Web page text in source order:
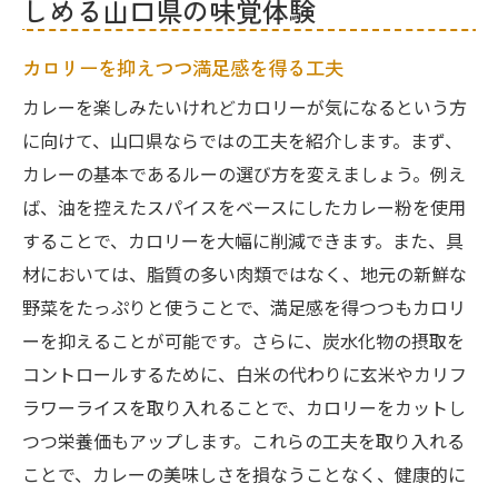
しめる山口県の味覚体験
カロリーを抑えつつ満足感を得る工夫
カレーを楽しみたいけれどカロリーが気になるという方
に向けて、山口県ならではの工夫を紹介します。まず、
カレーの基本であるルーの選び方を変えましょう。例え
ば、油を控えたスパイスをベースにしたカレー粉を使用
することで、カロリーを大幅に削減できます。また、具
材においては、脂質の多い肉類ではなく、地元の新鮮な
野菜をたっぷりと使うことで、満足感を得つつもカロリ
ーを抑えることが可能です。さらに、炭水化物の摂取を
コントロールするために、白米の代わりに玄米やカリフ
ラワーライスを取り入れることで、カロリーをカットし
つつ栄養価もアップします。これらの工夫を取り入れる
ことで、カレーの美味しさを損なうことなく、健康的に